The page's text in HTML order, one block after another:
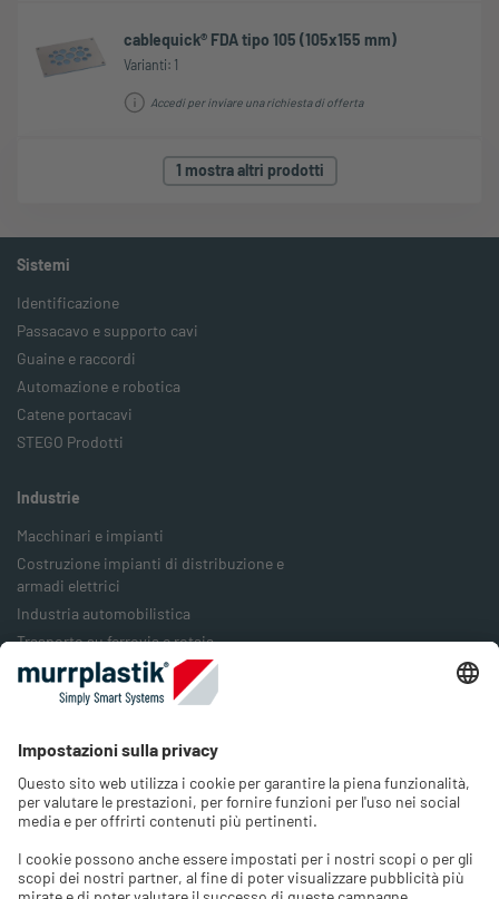
cablequick® FDA tipo 105 (105x155 mm)
Varianti: 1
Accedi per inviare una richiesta di offerta
1 mostra altri prodotti
Sistemi
Identificazione
Passacavo e supporto cavi
Guaine e raccordi
Automazione e robotica
Catene portacavi
STEGO Prodotti
Industrie
Macchinari e impianti
Costruzione impianti di distribuzione e
armadi elettrici
Industria automobilistica
Trasporto su ferrovia e rotaia
Industria alimentare
Industria degli imballaggi
Azienda
Chi siamo
Contatto